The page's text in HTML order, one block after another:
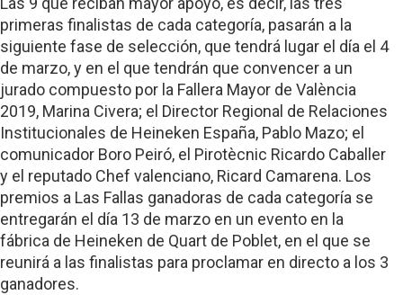
primeras finalistas de cada categoría, pasarán a la
siguiente fase de selección, que tendrá lugar el día el 4
de marzo, y en el que tendrán que convencer a un
jurado compuesto por la Fallera Mayor de València
2019, Marina Civera; el Director Regional de Relaciones
Institucionales de Heineken España, Pablo Mazo; el
comunicador Boro Peiró, el Pirotècnic Ricardo Caballer
y el reputado Chef valenciano, Ricard Camarena. Los
premios a Las Fallas ganadoras de cada categoría se
entregarán el día 13 de marzo en un evento en la
fábrica de Heineken de Quart de Poblet, en el que se
reunirá a las finalistas para proclamar en directo a los 3
ganadores.